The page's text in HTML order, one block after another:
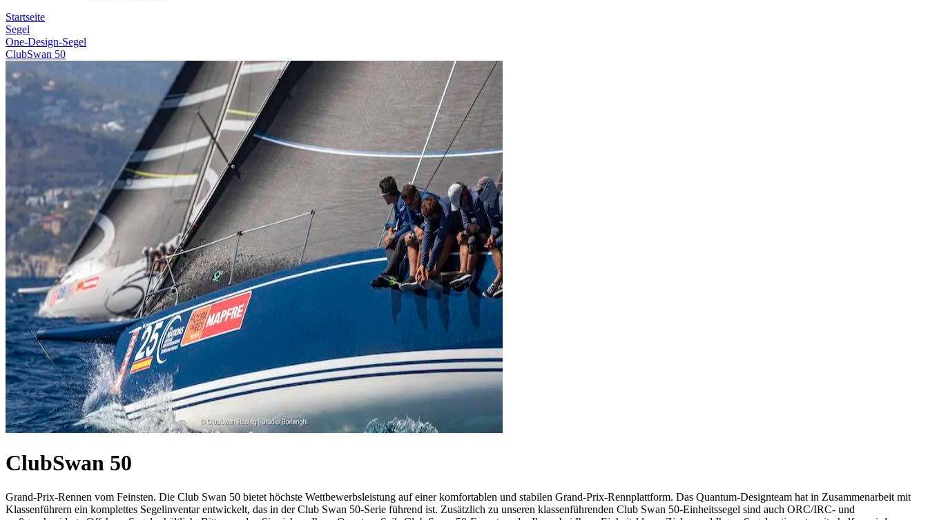
Startseite
Segel
One-Design-Segel
ClubSwan 50
ClubSwan 50
Grand-Prix-Rennen vom Feinsten. Die Club Swan 50 bietet höchste Wettbewerbsleistung auf einer komfortablen und stabilen Grand-Prix-Rennplattform. Das Quantum-Designteam hat in Zusammenarbeit mit
Klassenführern ein komplettes Segelinventar entwickelt, das in der Club Swan 50-Serie führend ist. Zusätzlich zu unseren klassenführenden Club Swan 50-Einheitssegel sind auch ORC/IRC- und